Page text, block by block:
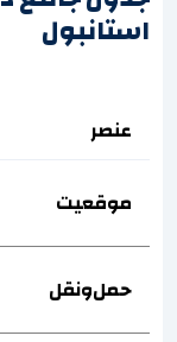
استانبول
عنصر
موقعیت
حمل‌ونقل